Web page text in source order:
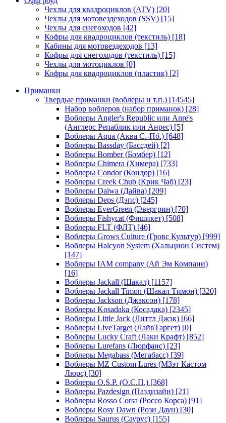
Чехлы для квадроциклов (ATV) [20]
Чехлы для мотовездеходов (SSV) [15]
Чехлы для снегоходов [42]
Кофры для квадроциклов (текстиль) [18]
Кабины для мотовездеходов [13]
Кофры для снегоходов (текстиль) [15]
Чехлы для мотоциклов [0]
Кофры для квадроциклов (пластик) [2]
Приманки
Твердые приманки (воблеры и т.п.) [14545]
Набор воблеров (набор приманок) [28]
Воблеры Angler's Republic или Anre's
(Англерс Репаблик или Анрес) [5]
Воблеры Aqua (Аква С.-Пб.) [648]
Воблеры Bassday (Бассдей) [2]
Воблеры Bomber (Бомбер) [12]
Воблеры Chimera (Химера) [733]
Воблеры Condor (Кондор) [16]
Воблеры Creek Chub (Крик Чаб) [23]
Воблеры Daiwa (Дайва) [209]
Воблеры Deps (Дэпс) [245]
Воблеры EverGreen (Эвергрин) [70]
Воблеры Fishycat (Фишикет) [508]
Воблеры FLT (ФЛТ) [46]
Воблеры Grows Culture (Гровс Культур) [999]
Воблеры Halcyon System (Хальцион Систем)
[147]
Воблеры IAM company (Ай Эм Компани)
[16]
Воблеры Jackall (Шакал) [1157]
Воблеры Jackall Timon (Шакал Тимон) [320]
Воблеры Jackson (Джэксон) [178]
Воблеры Kosadaka (Косадака) [2345]
Воблеры Little Jack (Литтл Джэк) [66]
Воблеры LiveTarget (ЛайвТаргет) [0]
Воблеры Lucky Craft (Лаки Крафт) [852]
Воблеры Lurefans (Люрфанс) [23]
Воблеры Megabass (Мегабасс) [39]
Воблеры MZ Custom Lures (МЗэт Кастом
Люрс) [30]
Воблеры O.S.P. (О.С.П.) [368]
Воблеры Pazdesign (Паздизайн) [21]
Воблеры Rosso Corsa (Россо Корса) [91]
Воблеры Rosy Dawn (Рози Даун) [30]
Воблеры Saurus (Саурус) [155]